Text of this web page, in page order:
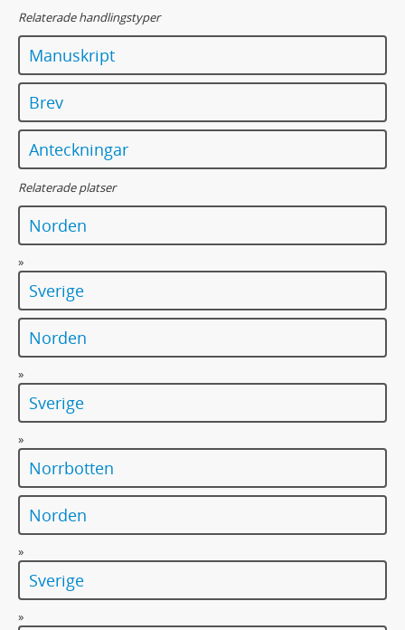
Relaterade handlingstyper
Manuskript
Brev
Anteckningar
Relaterade platser
Norden
»
Sverige
Norden
»
Sverige
»
Norrbotten
Norden
»
Sverige
»